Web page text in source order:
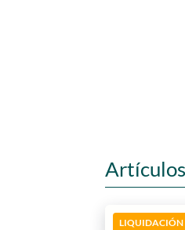
LIQUIDACIÓN